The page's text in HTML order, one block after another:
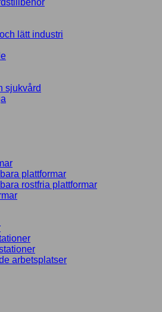
lätt industri
sjukvård
plattformar
rostfria plattformar
arbetsplatser